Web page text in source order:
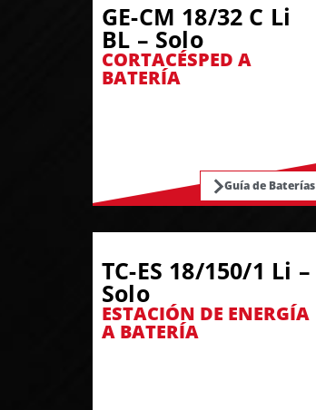
GE-CM 18/32 C Li
BL – Solo
CORTACÉSPED A
BATERÍA
Guía de Baterías
TC-ES 18/150/1 Li –
Solo
ESTACIÓN DE ENERGÍA
A BATERÍA